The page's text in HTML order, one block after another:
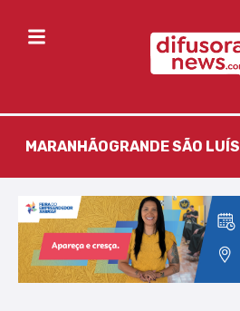
MARANHÃOGRANDE SÃO LUÍS